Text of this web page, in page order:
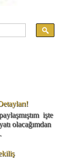
işte
olacağımdan